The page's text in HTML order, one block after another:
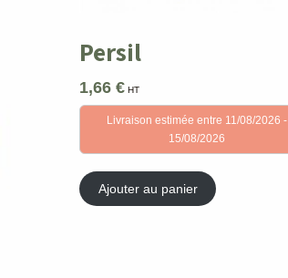
Persil
1,66 € HT
Livraison estimée entre 11/08/2026 -
15/08/2026
Ajouter au panier